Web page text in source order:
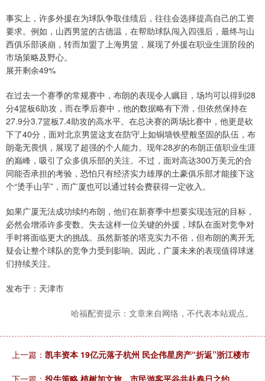
事实上，许多外援在为球队争取佳绩后，往往会选择提高自己的工资
要求。例如，山西男篮的古德温，在帮助球队闯入四强后，最终与山
西俱乐部谈崩，转而加盟了上海男篮，展现了外援在职业生涯阶段的
市场策略及野心。
展开剩余49%
在过去一个赛季的常规赛中，布朗的表现令人瞩目，场均可以得到28
分4篮板6助攻，而在季后赛中，他的数据略有下滑，但依然保持在
27.9分3.7篮板7.4助攻的高水平。在总决赛的两场比赛中，他更是砍
下了40分，面对北京男篮这支在防守上如铜墙铁壁般坚固的队伍，布
朗毫无畏惧，展现了超强的个人能力。现年28岁的布朗正值职业生涯
的巅峰，吸引了众多俱乐部的关注。不过，面对高达300万美元的合
同能否承担的考验，恐怕只有经济实力雄厚的土豪俱乐部才能接下这
个“烫手山芋”，而广厦也可以通过转会费获得一定收入。
如果广厦无法成功续约布朗，他们在新赛季中想要实现连冠的目标，
必然会增添许多变数。失去这样一位关键的外援，球队在面对竞争对
手时将面临更大的挑战。虽然新签的塔克实力不俗，但布朗的离开无
疑会让整个球队的竞争力受到影响。因此，广厦未来的表现值得球迷
们持续关注。
发布于：天津市
哈福配资提示：文章来自网络，不代表本站观点。
上一篇： 凯丰资本 19亿元落子杭州 民企伟星房产“折返”浙江楼市